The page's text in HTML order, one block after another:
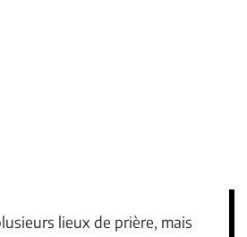
lieux de prière, mais